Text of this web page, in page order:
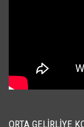
ORTA GELIRLIYE